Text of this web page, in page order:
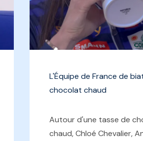
L'Équipe de France de
chocolat chaud
Autour d'une tasse de
chaud, Chloé Chevalier,